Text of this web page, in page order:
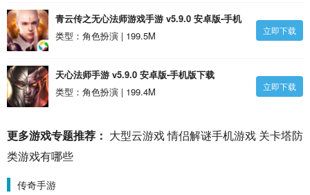
青云传之无心法师游戏手游 v5.9.0 安卓版-手机
版下载
类型：角色扮演 | 199.5M 立即下载
天心法师手游 v5.9.0 安卓版-手机版下载
类型：角色扮演 | 199.4M
立即下载
更多游戏专题推荐： 大型云游戏情侣解谜手机游戏 关卡塔防
类游戏有哪些
传奇手游